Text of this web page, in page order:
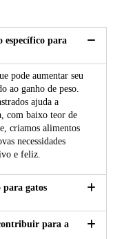
específico para
pode aumentar seu
ao ganho de peso.
ajuda a
com baixo teor de
criamos alimentos
necessidades
e feliz.
para gatos
para a